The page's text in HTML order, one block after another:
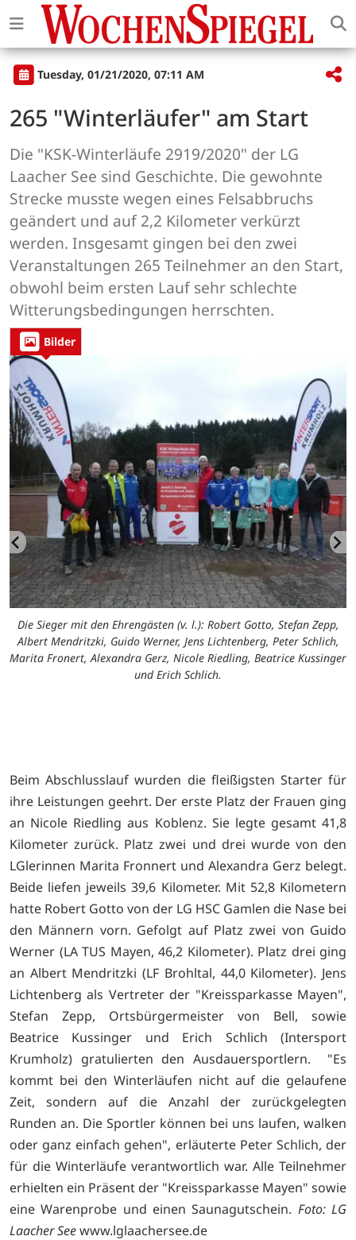
Tuesday, 01/21/2020, 07:11 AM
265 "Winterläufer" am Start
Die "KSK-Winterläufe 2919/2020" der LG
Laacher See sind Geschichte. Die gewohnte
Strecke musste wegen eines Felsabbruchs
geändert und auf 2,2 Kilometer verkürzt
werden. Insgesamt gingen bei den zwei
Veranstaltungen 265 Teilnehmer an den Start,
obwohl beim ersten Lauf sehr schlechte
Witterungsbedingungen herrschten.
Bilder
Die Sieger mit den Ehrengästen (v. l.): Robert Gotto, Stefan Zepp,
Albert Mendritzki, Guido Werner, Jens Lichtenberg, Peter Schlich,
Marita Fronert, Alexandra Gerz, Nicole Riedling, Beatrice Kussinger
und Erich Schlich.
Beim Abschlusslauf wurden die fleißigsten Starter für
ihre Leistungen geehrt. Der erste Platz der Frauen ging
an Nicole Riedling aus Koblenz. Sie legte gesamt 41,8
Kilometer zurück. Platz zwei und drei wurde von den
LGlerinnen Marita Fronnert und Alexandra Gerz belegt.
Beide liefen jeweils 39,6 Kilometer. Mit 52,8 Kilometern
hatte Robert Gotto von der LG HSC Gamlen die Nase bei
den Männern vorn. Gefolgt auf Platz zwei von Guido
Werner (LA TUS Mayen, 46,2 Kilometer). Platz drei ging
an Albert Mendritzki (LF Brohltal, 44,0 Kilometer). Jens
Lichtenberg als Vertreter der "Kreissparkasse Mayen",
Stefan Zepp, Ortsbürgermeister von Bell, sowie
Beatrice Kussinger und Erich Schlich (Intersport
Krumholz) gratulierten den Ausdauersportlern. "Es
kommt bei den Winterläufen nicht auf die gelaufene
Zeit, sondern auf die Anzahl der zurückgelegten
Runden an. Die Sportler können bei uns laufen, walken
oder ganz einfach gehen", erläuterte Peter Schlich, der
für die Winterläufe verantwortlich war. Alle Teilnehmer
erhielten ein Präsent der "Kreissparkasse Mayen" sowie
eine Warenprobe und einen Saunagutschein. Foto: LG
Laacher Seewww.lglaachersee.de